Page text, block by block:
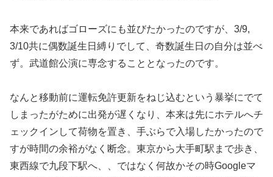
本来であればゴローズにも並びたかったのですが、3/9,
3/10共に偶数誕生日縛りでして、奇数誕生日の自分は並べ
ず。武道館公演に専念することとなったのです。
なんと移動前に運転免許更新をねじ込むという暴挙にでて
しまったがために出発が遅くなり、本来は先にホテルへチ
ェックインして荷物を置き、手ぶらで入場したかったので
すが時間の余裕がなく断念。東京から大手町駅まで歩き、
東西線で九段下駅へ、、ではなく何故かその時Googleマ